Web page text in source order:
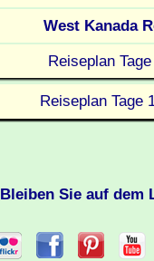
West Kanada
Reiseplan
Reiseplan Tage
Bleiben Sie auf dem